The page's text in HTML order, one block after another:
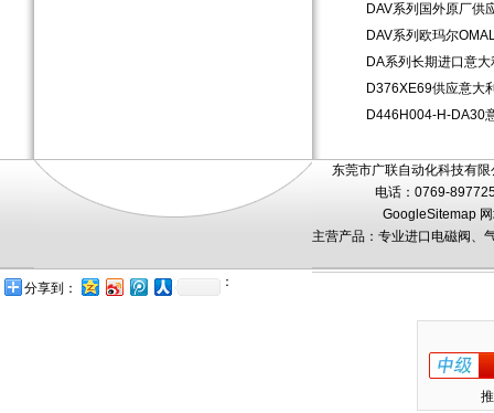
DAV系列国外原厂供
DAV系列欧玛尔
DA系列长期进口意
D376XE69供应意大
D446H004-H-DA30
东莞市广联自动化科技有
电话：0769-
GoogleSitemap
主营产品：专业进口电磁阀、
：
分享到：